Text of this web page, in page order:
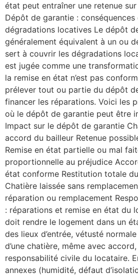
état peut entraîner une retenue
Dépôt de garantie : conséquences
dégradations locatives Le dépôt
généralement équivalent à un ou
sert à couvrir les dégradations
est jugée comme une
la remise en état n’est pas
prélever tout ou partie du dépôt
financer les réparations. Voici les
où le dépôt de garantie peut être
Impact sur le dépôt de garantie
accord du bailleur Retenue
Remise en état partielle ou mal
proportionnelle au préjudice
état conforme Restitution totale
Chatière laissée sans
réparation ou remplacement
: réparations et remise en état du
doit rendre le logement dans un
des lieux d’entrée, vétusté
d’une chatière, même avec
responsabilité civile du locataire.
annexes (humidité, défaut